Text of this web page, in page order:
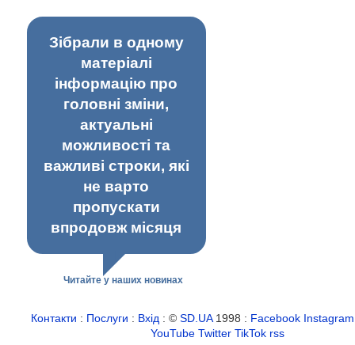
Зібрали в одному
матеріалі
інформацію про
головні зміни,
актуальні
можливості та
важливі строки, які
не варто
пропускати
впродовж місяця
Читайте у наших новинах
Контакти : Послуги : Вхід : ©SD.UA1998 : Facebook Instagram
YouTube Twitter TikTok rss